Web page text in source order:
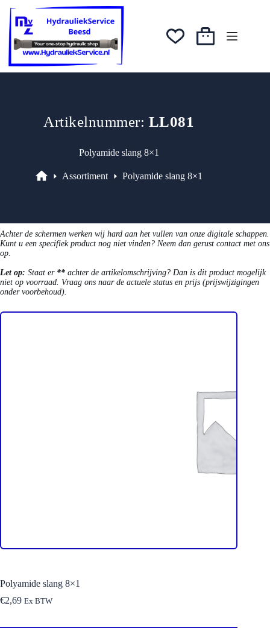
naar
inhoud
Winkelwagen
Artikelnummer: LL081
Polyamide slang 8×1
Assortiment Polyamide slang 8×1
Achter de schermen werken wij hard aan het vullen van onze digitale schappen.
Kunt u een specifiek product nog niet vinden? Neem dan gerust contact met ons
op.
Let op: Staat er ** achter de artikelomschrijving? Dan is dit product mogelijk
niet op voorraad. Vraag ons naar de actuele status en prijs (prijswijzigingen
onder voorbehoud).
Polyamide slang 8×1
€2,69 Ex BTW